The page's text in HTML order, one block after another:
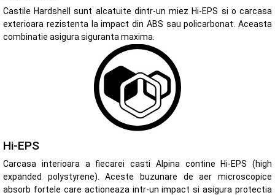
Castile Hardshell sunt alcatuite dintr-un miez Hi-EPS si o carcasa
exterioara rezistenta la impact din ABS sau policarbonat. Aceasta
combinatie asigura siguranta maxima.
Hi-EPS
Carcasa interioara a fiecarei casti Alpina contine Hi-EPS (high
expanded polystyrene). Aceste buzunare de aer microscopice
absorb fortele care actioneaza intr-un impact si asigura protectia